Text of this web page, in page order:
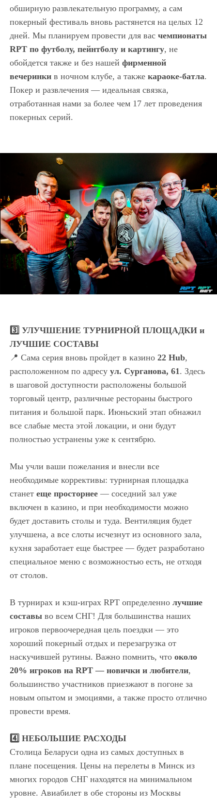
обширную развлекательную программу, а сам
покерный фестиваль вновь растянется на целых 12
дней. Мы планируем провести для вас чемпионаты
RPT по футболу, пейнтболу и картингу, не
обойдется также и без нашей фирменной
вечеринки в ночном клубе, а также караоке-батла.
Покер и развлечения — идеальная связка,
отработанная нами за более чем 17 лет проведения
покерных серий.
3️⃣ УЛУЧШЕНИЕ ТУРНИРНОЙ ПЛОЩАДКИ и
ЛУЧШИЕ СОСТАВЫ
📍 Сама серия вновь пройдет в казино 22 Hub,
расположенном по адресу ул. Сурганова, 61. Здесь
в шаговой доступности расположены большой
торговый центр, различные рестораны быстрого
питания и большой парк. Июньский этап обнажил
все слабые места этой локации, и они будут
полностью устранены уже к сентябрю.
Мы учли ваши пожелания и внесли все
необходимые коррективы: турнирная площадка
станет еще просторнее — соседний зал уже
включен в казино, и при необходимости можно
будет доставить столы и туда. Вентиляция будет
улучшена, а все слоты исчезнут из основного зала,
кухня заработает еще быстрее — будет разработано
специальное меню с возможностью есть, не отходя
от столов.
В турнирах и кэш-играх RPT определенно лучшие
составы во всем СНГ! Для большинства наших
игроков первоочередная цель поездки — это
хороший покерный отдых и перезагрузка от
наскучившей рутины. Важно помнить, что около
20% игроков на RPT — новички и любители,
большинство участников приезжают в погоне за
новым опытом и эмоциями, а также просто отлично
провести время.
4️⃣ НЕБОЛЬШИЕ РАСХОДЫ
Столица Беларуси одна из самых доступных в
плане посещения. Цены на перелеты в Минск из
многих городов СНГ находятся на минимальном
уровне. Авиабилет в обе стороны из Москвы